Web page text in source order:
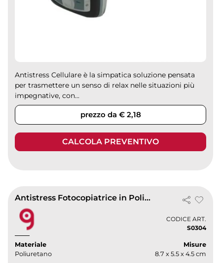
Antistress Cellulare è la simpatica soluzione pensata
per trasmettere un senso di relax nelle situazioni più
impegnative, con...
prezzo da € 2,18
CALCOLA PREVENTIVO
Antistress Fotocopiatrice in Poliuretano 34g 8.7x5.5x4.5 cm
CODICE ART.
S0304
Materiale
Poliuretano
Misure
8.7 x 5.5 x 4.5 cm